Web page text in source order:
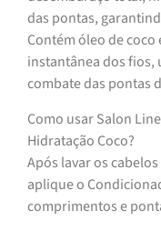
das pontas,
Contém óleo de
instantânea dos fios,
combate das pontas
Como usar Salon
Hidratação Coco?
Após lavar os
aplique o
comprimentos e